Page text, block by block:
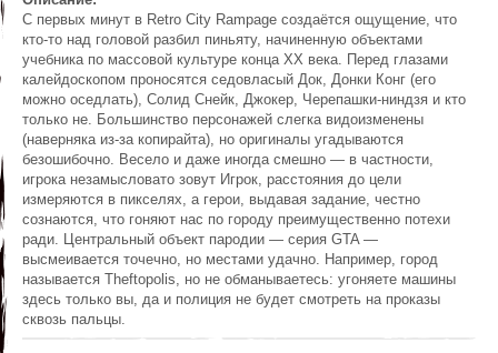
С первых минут в Retro City Rampage создаётся ощущение, что
кто-то над головой разбил пиньяту, начиненную объектами
учебника по массовой культуре конца XX века. Перед глазами
калейдоскопом проносятся седовласый Док, Донки Конг (его
можно оседлать), Солид Снейк, Джокер, Черепашки-ниндзя и кто
только не. Большинство персонажей слегка видоизменены
(наверняка из-за копирайта), но оригиналы угадываются
безошибочно. Весело и даже иногда смешно — в частности,
игрока незамысловато зовут Игрок, расстояния до цели
измеряются в пикселях, а герои, выдавая задание, честно
сознаются, что гоняют нас по городу преимущественно потехи
ради. Центральный объект пародии — серия GTA —
высмеивается точечно, но местами удачно. Например, город
называется Theftopolis, но не обманываетесь: угоняете машины
здесь только вы, да и полиция не будет смотреть на проказы
сквозь пальцы.